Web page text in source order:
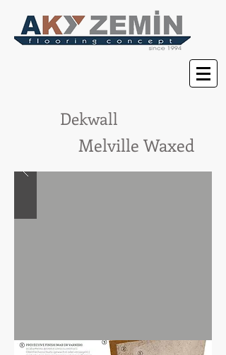
Dekwall
Melville Waxed